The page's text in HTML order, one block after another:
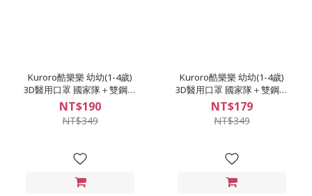
Kuroro酷樂樂 幼幼(1-4歲)
3D醫用口罩 國家隊＋雙鋼印
(噗噗排路隊＋噗噗練開車)
NT$190
NT$349
Kuroro酷樂樂 幼幼(1-4歲)
3D醫用口罩 國家隊＋雙鋼印
(猜猜紅黃藍＋一閃一閃小星
星)
NT$179
NT$349